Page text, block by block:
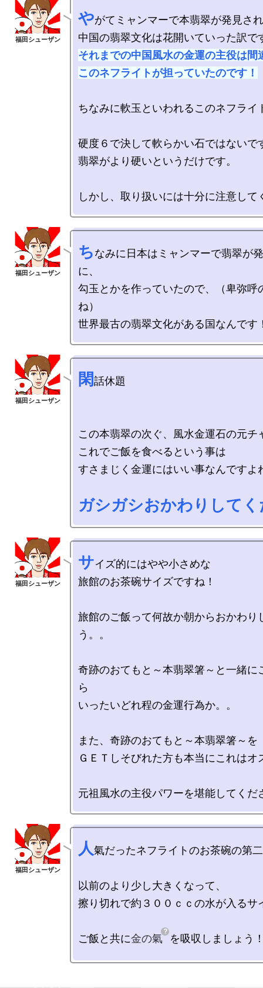
やがてミャンマーで本翡翠が発見さ
それまでの中国風水の金運の主役は間
このネフライトが担っていたのです！
ちなみに軟玉といわれるこのネフライ
硬度６で決して軟らかい石ではないで
翡翠がより硬いというだけです。
ちなみに日本はミャンマーで翡翠が
に、
勾玉とかを作っていたので、（卑弥呼
ね）
閑話休題
この本翡翠の次ぐ、風水金運石の元チ
これでご飯を食べるという事は
すさまじく金運にはいい事なんですよ
ガシガシおかわりして
サイズ的にはやや小さめな
旅館のお茶碗サイズですね！
旅館のご飯って何故か朝からおかわり
う。。
奇跡のおてもと～本翡翠箸～と一緒に
ら
いったいどれ程の金運行為か。。
また、奇跡のおてもと～本翡翠箸～を
ＧＥＴしそびれた方も本当にこれはオ
人氣だったネフライトのお茶碗の第
以前のより少し大きくなって、
擦り切れで約３００ｃｃの水が入るサ
ご飯と共に金の氣 を吸収しましょう